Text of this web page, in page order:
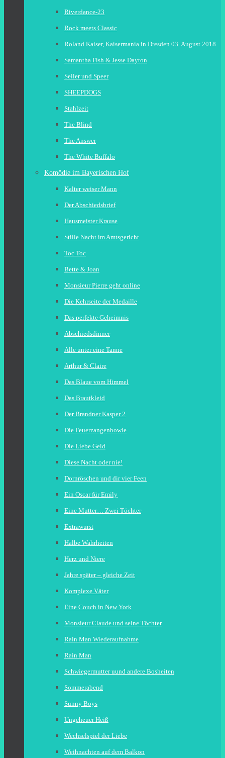
Riverdance-23
Rock meets Classic
Roland Kaiser, Kaisermania in Dresden 03. August 2018
Samantha Fish & Jesse Dayton
Seiler und Speer
SHEEPDOGS
Stahlzeit
The Blind
The Answer
The White Buffalo
Komödie im Bayerischen Hof
Kalter weiser Mann
Der Abschiedsbrief
Hausmeister Krause
Stille Nacht im Amtsgericht
Toc Toc
Bette & Joan
Monsieur Pierre geht online
Die Kehrseite der Medaille
Das perfekte Geheimnis
Abschiedsdinner
Alle unter eine Tanne
Arthur & Claire
Das Blaue vom Himmel
Das Brautkleid
Der Brandner Kasper 2
Die Feuerzangenbowle
Die Liebe Geld
Diese Nacht oder nie!
Dornröschen und dir vier Feen
Ein Oscar für Emily
Eine Mutter… Zwei Töchter
Extrawurst
Halbe Wahrheiten
Herz und Niere
Jahre später – gleiche Zeit
Komplexe Väter
Eine Couch in New York
Monsieur Claude und seine Töchter
Rain Man Wiederaufnahme
Rain Man
Schwiegermutter uund andere Bosheiten
Sommerabend
Sunny Boys
Ungeheuer Heiß
Wechselspiel der Liebe
Weihnachten auf dem Balkon